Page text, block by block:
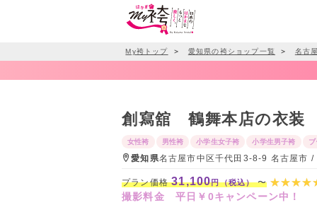
My袴トップ ＞ 愛知県の袴ショップ一覧 ＞ 名古
創寫舘 鶴舞本店の衣装
女性袴 男性袴 小学生女子袴 小学生男子袴
愛知県名古屋市中区千代田3-8-9 名古屋市
プラン価格31,100円（税込）〜
撮影料金 平日￥0キャンペーン中！